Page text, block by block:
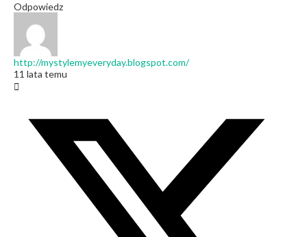
Odpowiedz
http://mystylemyeveryday.blogspot.com/
11 lata temu